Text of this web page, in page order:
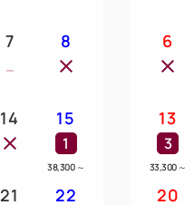
7 8
14 15
1
38,300 ～
21 22
6
13
3
33,300 ～
20